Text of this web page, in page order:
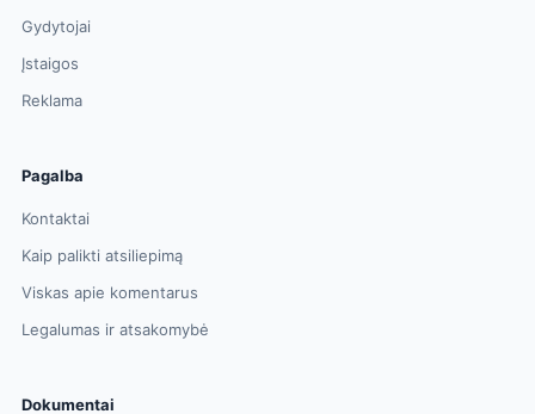
Gydytojai
Įstaigos
Reklama
Pagalba
Kontaktai
Kaip palikti atsiliepimą
Viskas apie komentarus
Legalumas ir atsakomybė
Dokumentai